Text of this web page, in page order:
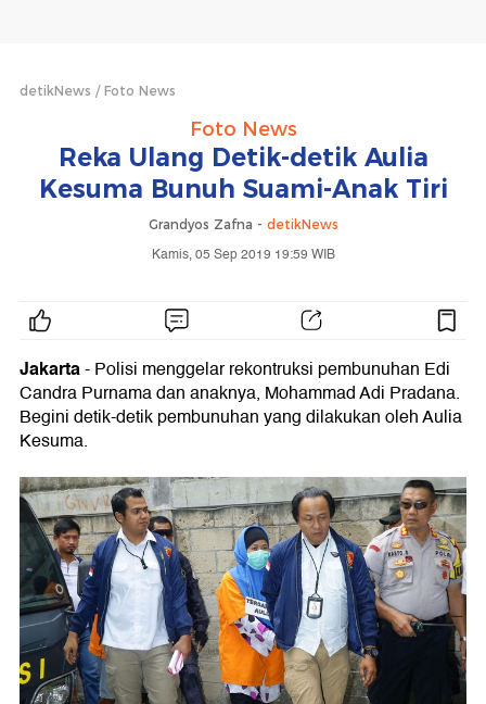
detikNews Foto News
Foto News
Reka Ulang Detik-detik Aulia
Kesuma Bunuh Suami-Anak Tiri
Grandyos Zafna - detikNews
Kamis, 05 Sep 2019 19:59 WIB
Jakarta- Polisi menggelar rekontruksi pembunuhan Edi
Candra Purnama dan anaknya, Mohammad Adi Pradana.
Begini detik-detik pembunuhan yang dilakukan oleh Aulia
Kesuma.